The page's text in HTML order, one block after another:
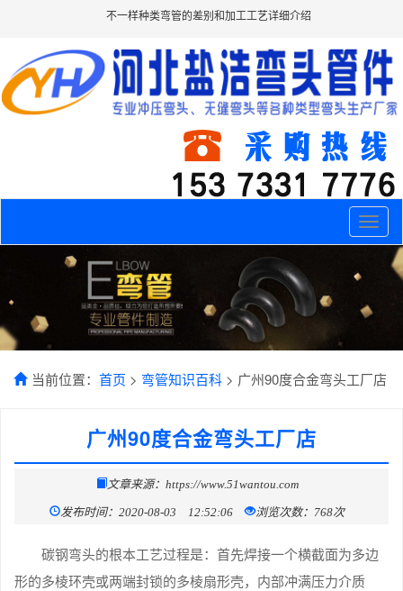
不一样种类弯管的差别和加工工艺详细介绍
Toggle
当前位置： 首页 > 弯管知识百科 > 广州90度合金弯头工厂店
广州90度合金弯头工厂店
文章来源：https://www.51wantou.com
发布时间：2020-08-03 12:52:06 浏览次数：768次
碳钢弯头的根本工艺过程是：首先焊接一个横截面为多边
形的多棱环壳或两端封锁的多棱扇形壳，内部冲满压力介质